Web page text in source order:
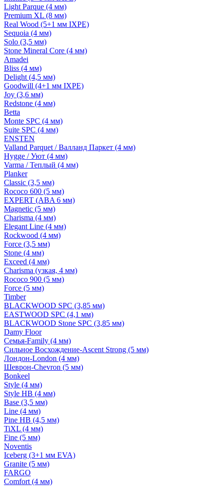
Light Parque (4 мм)
Premium XL (8 мм)
Real Wood (5+1 мм IXPE)
Sequoia (4 мм)
Solo (3,5 мм)
Stone Mineral Core (4 мм)
Amadei
Bliss (4 мм)
Delight (4,5 мм)
Goodwill (4+1 мм IXPE)
Joy (3,6 мм)
Redstone (4 мм)
Betta
Monte SPC (4 мм)
Suite SPC (4 мм)
ENSTEN
Valland Parquet / Валланд Паркет (4 мм)
Hygge / Уют (4 мм)
Varma / Теплый (4 мм)
Planker
Classic (3,5 мм)
Rococo 600 (5 мм)
EXPERT (ABA 6 мм)
Magnetic (5 мм)
Charisma (4 мм)
Elegant Line (4 мм)
Rockwood (4 мм)
Force (3,5 мм)
Stone (4 мм)
Exceed (4 мм)
Charisma (узкая, 4 мм)
Rococo 900 (5 мм)
Force (5 мм)
Timber
BLACKWOOD SPC (3,85 мм)
EASTWOOD SPC (4,1 мм)
BLACKWOOD Stone SPC (3,85 мм)
Damy Floor
Семья-Family (4 мм)
Сильное Восхождение-Ascent Strong (5 мм)
Лондон-London (4 мм)
Шеврон-Chevron (5 мм)
Bonkeel
Style (4 мм)
Style HB (4 мм)
Base (3,5 мм)
Line (4 мм)
Pine HB (4,5 мм)
TiXL (4 мм)
Fine (5 мм)
Noventis
Iceberg (3+1 мм EVA)
Granite (5 мм)
FARGO
Comfort (4 мм)